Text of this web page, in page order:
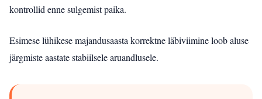
kontrollid enne sulgemist paika.
Esimese lühikese majandusaasta korrektne läbiviimine loob aluse
järgmiste aastate stabiilsele aruandlusele.